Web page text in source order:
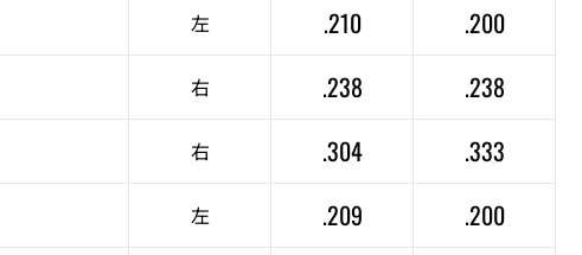
左 .210
.200
右 .238
.238
右 .304
.333
左 .209
.200